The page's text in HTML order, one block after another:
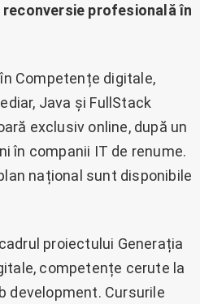
profesională în
Competențe digitale,
Java și FullStack
exclusiv online, după un
în companii IT de renume.
național sunt disponibile
proiectului Generația
competențe cerute la
development. Cursurile